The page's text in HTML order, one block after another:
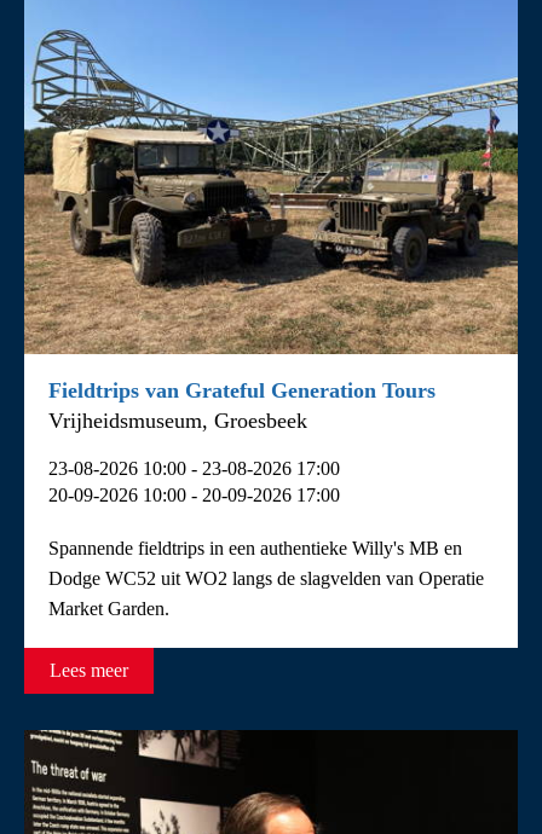
Fieldtrips van Grateful Generation Tours
Vrijheidsmuseum, Groesbeek
23-08-2026 10:00 - 23-08-2026 17:00
20-09-2026 10:00 - 20-09-2026 17:00
Spannende fieldtrips in een authentieke Willy's MB en
Dodge WC52 uit WO2 langs de slagvelden van Operatie
Market Garden.
Lees meer